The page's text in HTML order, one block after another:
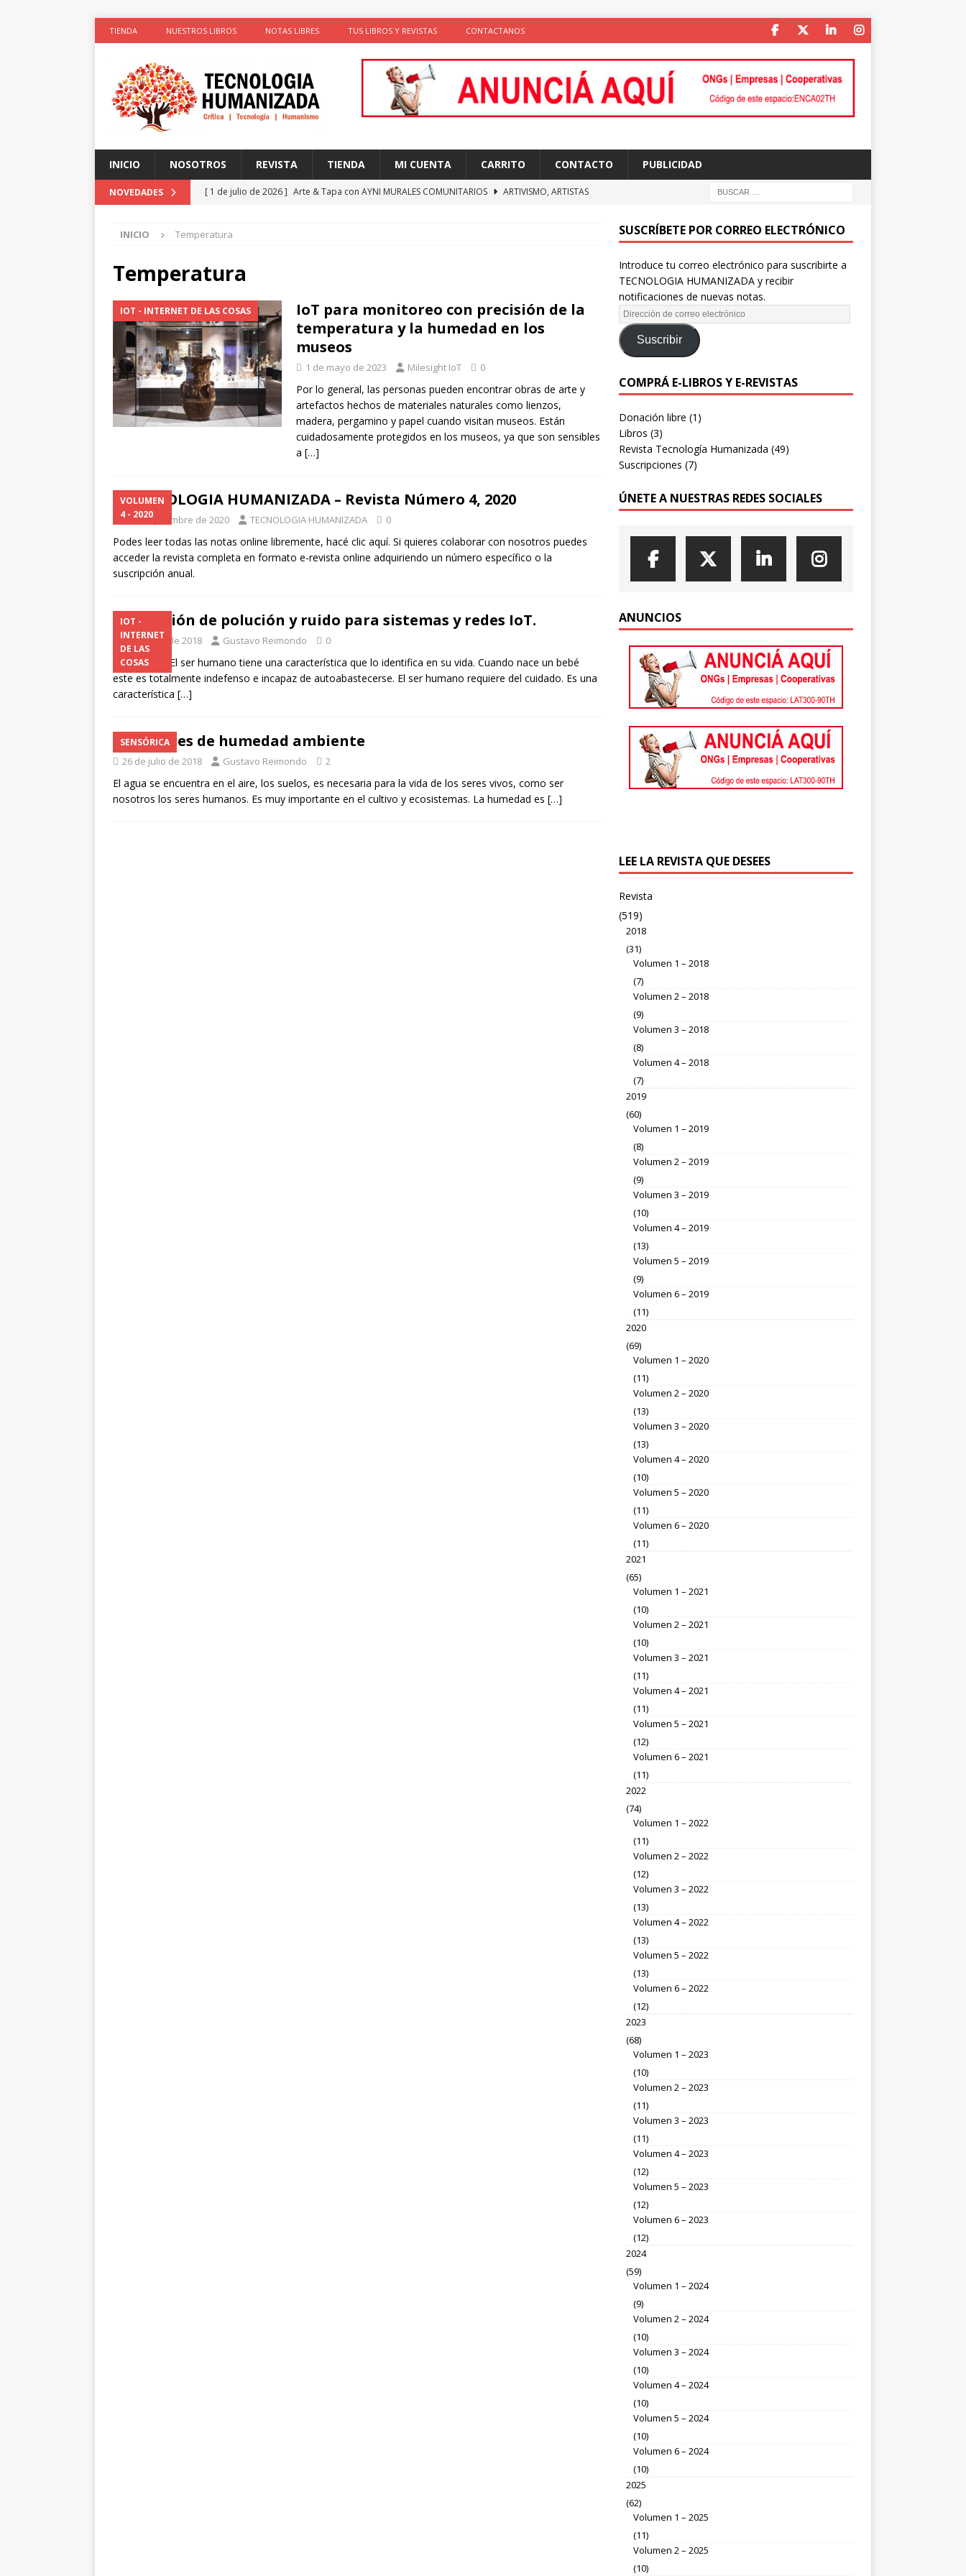
TIENDA NUESTROS LIBROS NOTAS LIBRES TUS LIBROS Y REVISTAS CONTACTANOS
INICIO NOSOTROS REVISTA TIENDA MI CUENTA CARRITO CONTACTO PUBLICIDAD
NOVEDADES [ 1 de julio de 2026 ] Arte & Tapa con AYNI MURALES COMUNITARIOS
ARTIVISMO, ARTISTAS
[ 1 de julio de 2026 ]
colonizadores (Segunda parte)
el cuerpo
ESPIRITUALIDAD
[ 1 de julio de 2026 ]
Robo de identidad digital a personas en situación de calle
LA TECNOLOGÍA
[ 1 de julio de 2026 ]
TECNOLOGIA HUMANIZADA – Revista Número 3, 2026
VOLUMEN 3 -
2026
INICIO Temperatura
Temperatura
IOT - INTERNET DE LAS COSAS
IoT para monitoreo con precisión de la
temperatura y la humedad en los
museos
1 de mayo de 2023 Milesight IoT 0
Por lo general, las personas pueden encontrar obras de arte y
artefactos hechos de materiales naturales como lienzos,
madera, pergamino y papel cuando visitan museos. Están
cuidadosamente protegidos en los museos, ya que son sensibles
a […]
VOLUMEN
4 - 2020
TECNOLOGIA HUMANIZADA – Revista Número 4, 2020
1 de septiembre de 2020 TECNOLOGIA HUMANIZADA 0
Podes leer todas las notas online libremente, hacé clic aquí. Si quieres colaborar con nosotros puedes
acceder la revista completa en formato e-revista online adquiriendo un número específico o la
suscripción anual.
IOT -
INTERNET
DE LAS
COSAS
Medición de polución y ruido para sistemas y redes IoT.
26 de julio de 2018 Gustavo Reimondo 0
La polución El ser humano tiene una característica que lo identifica en su vida. Cuando nace un bebé
este es totalmente indefenso e incapaz de autoabastecerse. El ser humano requiere del cuidado. Es una
característica […]
SENSÓRICA
Sensores de humedad ambiente
26 de julio de 2018 Gustavo Reimondo 2
El agua se encuentra en el aire, los suelos, es necesaria para la vida de los seres vivos, como ser
nosotros los seres humanos. Es muy importante en el cultivo y ecosistemas. La humedad es […]
SUSCRÍBETE POR CORREO ELECTRÓNICO
Introduce tu correo electrónico para suscribirte a
TECNOLOGIA HUMANIZADA y recibir
notificaciones de nuevas notas.
Suscribir
COMPRÁ E-LIBROS Y E-REVISTAS
Donación libre (1)
Libros (3)
Revista Tecnología Humanizada (49)
Suscripciones (7)
ÚNETE A NUESTRAS REDES SOCIALES
ANUNCIOS
LEE LA REVISTA QUE DESEES
Revista
(519)
2018
(31)
Volumen 1 – 2018
(7)
Volumen 2 – 2018
(9)
Volumen 3 – 2018
(8)
Volumen 4 – 2018
(7)
2019
(60)
Volumen 1 – 2019
(8)
Volumen 2 – 2019
(9)
Volumen 3 – 2019
(10)
Volumen 4 – 2019
(13)
Volumen 5 – 2019
(9)
Volumen 6 – 2019
(11)
2020
(69)
Volumen 1 – 2020
(11)
Volumen 2 – 2020
(13)
Volumen 3 – 2020
(13)
Volumen 4 – 2020
(10)
Volumen 5 – 2020
(11)
Volumen 6 – 2020
(11)
2021
(65)
Volumen 1 – 2021
(10)
Volumen 2 – 2021
(10)
Volumen 3 – 2021
(11)
Volumen 4 – 2021
(11)
Volumen 5 – 2021
(12)
Volumen 6 – 2021
(11)
2022
(74)
Volumen 1 – 2022
(11)
Volumen 2 – 2022
(12)
Volumen 3 – 2022
(13)
Volumen 4 – 2022
(13)
Volumen 5 – 2022
(13)
Volumen 6 – 2022
(12)
2023
(68)
Volumen 1 – 2023
(10)
Volumen 2 – 2023
(11)
Volumen 3 – 2023
(11)
Volumen 4 – 2023
(12)
Volumen 5 – 2023
(12)
Volumen 6 – 2023
(12)
2024
(59)
Volumen 1 – 2024
(9)
Volumen 2 – 2024
(10)
Volumen 3 – 2024
(10)
Volumen 4 – 2024
(10)
Volumen 5 – 2024
(10)
Volumen 6 – 2024
(10)
2025
(62)
Volumen 1 – 2025
(11)
Volumen 2 – 2025
(10)